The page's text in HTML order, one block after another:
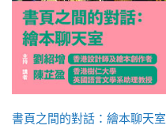
書頁之間的對話：繪本聊天室